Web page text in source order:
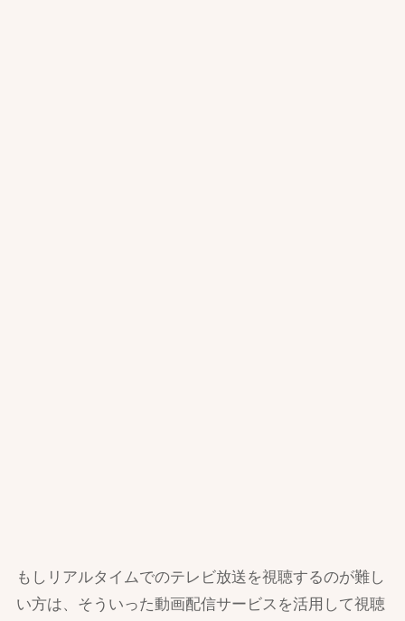
もしリアルタイムでのテレビ放送を視聴するのが難し
い方は、そういった動画配信サービスを活用して視聴